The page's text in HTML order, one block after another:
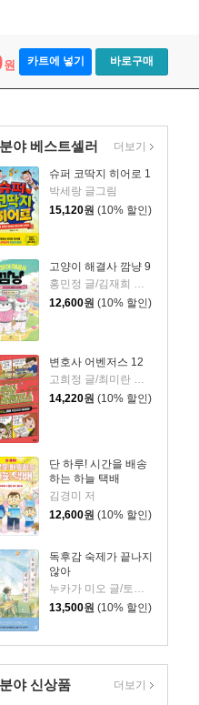
원 카트에 넣기 바로구매
야 베스트셀러
슈퍼 코딱지 히어로 1
박세랑 글그림
15,120원 (10% 할인)
고양이 해결사 깜냥 9
홍민정 글/김재희 그림
12,600원 (10% 할인)
변호사 어벤저스 12
고희정 글/최미란 그림/신주영 감수
14,220원 (10% 할인)
단 하루! 시간을 배송
하는 하늘 택배
김경미 저
12,600원 (10% 할인)
독후감 숙제가 끝나지
않아
누카가 미오 글/토티 그림/김지영 역
13,500원 (10% 할인)
더보기
야 신상품 더보기